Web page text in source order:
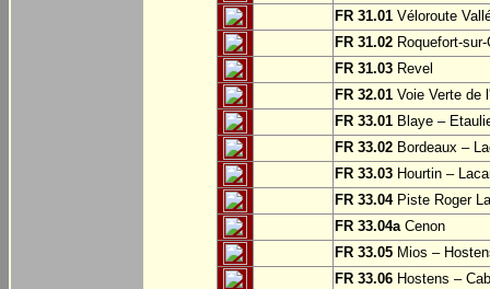
FR 31.01 Véloroute
FR 31.02 Roquefort-
FR 31.03 Revel
FR 32.01 Voie Verte de
FR 33.01 Blaye –
FR 33.02 Bordeaux –
FR 33.03 Hourtin –
FR 33.04Piste Roger
FR 33.04aCenon
FR 33.05 Mios –
FR 33.06 Hostens –